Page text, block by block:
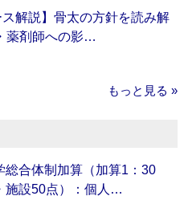
ス解説】骨太の方針を読み解
薬剤師への影…
もっと見る »
総合体制加算（加算1：30
施設50点）：個人…